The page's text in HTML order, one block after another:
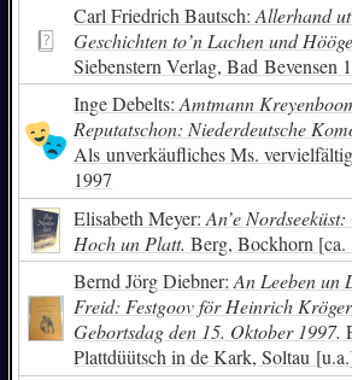
Carl Friedrich Bautsch: Allerhand
Geschichten to’n Lachen und
Siebenstern Verlag, Bad Bevensen
Inge Debelts: Amtmann
Reputatschon: Niederdeutsche
Als unverkäufliches Ms.
1997
Elisabeth Meyer: An’e
Hoch un Platt. Berg, Bockhorn [ca.
Bernd Jörg Diebner: An Leeben un
Freid: Festgoov för Heinrich
Gebortsdag den 15. Oktober 1997.
Plattdüütsch in de Kark, Soltau